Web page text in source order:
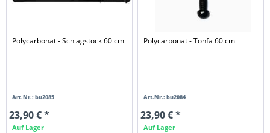
Polycarbonat - Schlagstock 60 cm
Art.Nr.: bu2085
23,90 € *
Auf Lager
Polycarbonat - Tonfa 60 cm
Art.Nr.: bu2084
23,90 € *
Auf Lager